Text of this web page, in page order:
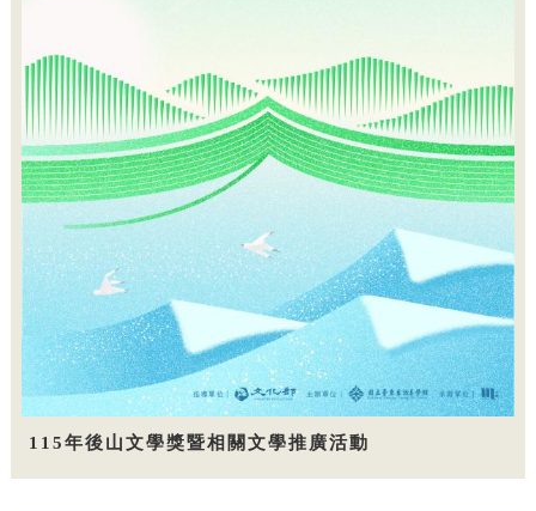
115年後山文學獎暨相關文學推廣活動